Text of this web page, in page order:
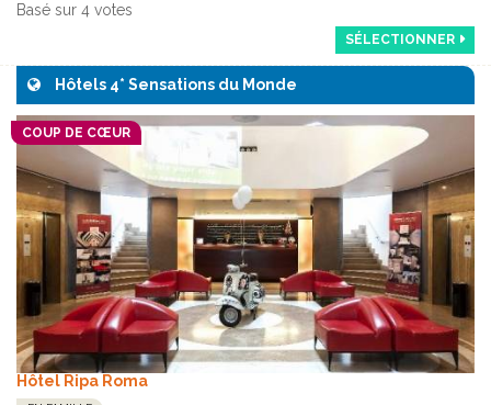
Basé sur 4 votes
SÉLECTIONNER
Hôtels 4* Sensations du Monde
COUP DE CŒUR
Hôtel Ripa Roma